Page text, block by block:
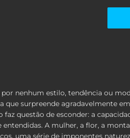
nenhum estilo, tendência ou
surpreende agradavelmente
questão de esconder: a
A mulher, a flor, a
uma série de imponentes